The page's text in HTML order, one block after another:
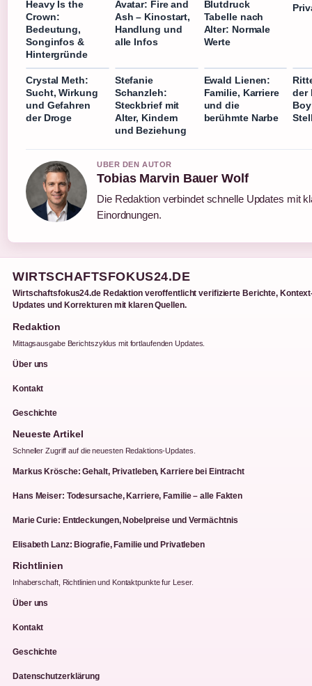
Heavy Is the
Crown:
Bedeutung,
Songinfos &
Hintergründe
Avatar: Fire and
Ash – Kinostart,
Handlung und
alle Infos
Blutdruck
Tabelle nach
Alter: Normale
Werte
Crystal Meth:
Sucht, Wirkung
und Gefahren
der Droge
Stefanie
Schanzleh:
Steckbrief mit
Alter, Kindern
und Beziehung
Ewald Lienen:
Familie, Karriere
und die
berühmte Narbe
der
UBER DEN AUTOR
Tobias Marvin Bauer Wolf
Die Redaktion verbindet schnelle Updates mit
Einordnungen.
WIRTSCHAFTSFOKUS24.DE
Wirtschaftsfokus24.de Redaktion veroffentlicht verifizierte Berichte,
Updates und Korrekturen mit klaren Quellen.
Redaktion
Mittagsausgabe Berichtszyklus mit fortlaufenden Updates.
Über uns
Kontakt
Geschichte
Neueste Artikel
Schneller Zugriff auf die neuesten Redaktions-Updates.
Markus Krösche: Gehalt, Privatleben, Karriere bei Eintracht
Hans Meiser: Todesursache, Karriere, Familie – alle Fakten
Marie Curie: Entdeckungen, Nobelpreise und Vermächtnis
Elisabeth Lanz: Biografie, Familie und Privatleben
Richtlinien
Inhaberschaft, Richtlinien und Kontaktpunkte fur Leser.
Über uns
Kontakt
Geschichte
Datenschutzerklärung